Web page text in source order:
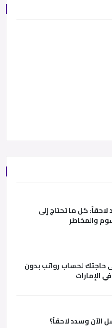
كل ما تحتاج إلى
والمخاطر
حاجتك لحساب رواتب بدون
الإمارات
الآن وسدد لاحقاً؟